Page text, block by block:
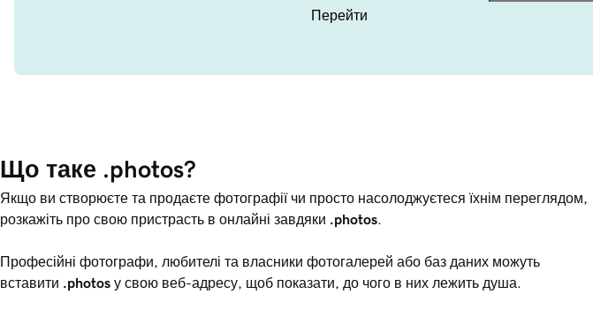
Перейти
Що таке .photos?
Якщо ви створюєте та продаєте фотографії чи просто насолоджуєтеся їхнім переглядом,
розкажіть про свою пристрасть в онлайні завдяки .photos
Професійні фотографи, любителі та власники фотогалерей або баз даних можуть
вставити .photos у свою веб-адресу, щоб показати, до чого в них лежить душа.